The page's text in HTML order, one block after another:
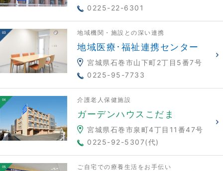
0225-22-6301
地域機関・施設との深い連携
地域医療･福祉連携センター
宮城県石巻市山下町2丁目5番7号
0225-95-7733
介護老人保健施設
ガーデンハウスこだま
宮城県石巻市泉町4丁目11番47号
0225-92-5307(代)
ご自宅での療養生活をお手伝い